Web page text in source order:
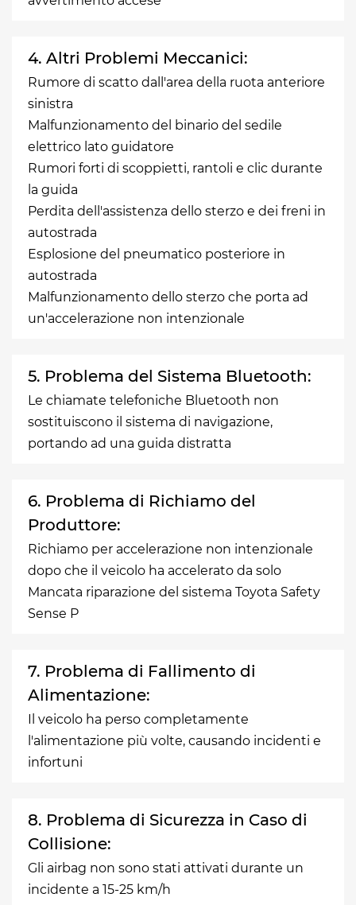
4. Altri Problemi Meccanici:
Rumore di scatto dall'area della ruota anteriore
sinistra
Malfunzionamento del binario del sedile
elettrico lato guidatore
Rumori forti di scoppietti, rantoli e clic durante
la guida
Perdita dell'assistenza dello sterzo e dei freni in
autostrada
Esplosione del pneumatico posteriore in
autostrada
Malfunzionamento dello sterzo che porta ad
un'accelerazione non intenzionale
5. Problema del Sistema Bluetooth:
Le chiamate telefoniche Bluetooth non
sostituiscono il sistema di navigazione,
portando ad una guida distratta
6. Problema di Richiamo del
Produttore:
Richiamo per accelerazione non intenzionale
dopo che il veicolo ha accelerato da solo
Mancata riparazione del sistema Toyota Safety
Sense P
7. Problema di Fallimento di
Alimentazione:
Il veicolo ha perso completamente
l'alimentazione più volte, causando incidenti e
infortuni
8. Problema di Sicurezza in Caso di
Collisione:
Gli airbag non sono stati attivati durante un
incidente a 15-25 km/h